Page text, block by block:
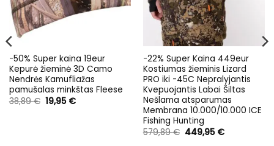
-50% Super kaina 19eur
Kepurė žieminė 3D Camo
Nendrės Kamufliažas
pamušalas minkštas Fleese
38,89€ Original
price
19,95 €Current
-22% Super Kaina 449eur
Kostiumas žieminis Lizard
PRO iki -45C Nepralyjantis
Kvepuojantis Labai Šiltas
Nešlama atsparumas
Membrana 10.000/10.000 ICE
Fishing Hunting
579,89€ Original
price
449,95 €Current